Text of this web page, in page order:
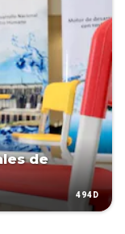
de
494D